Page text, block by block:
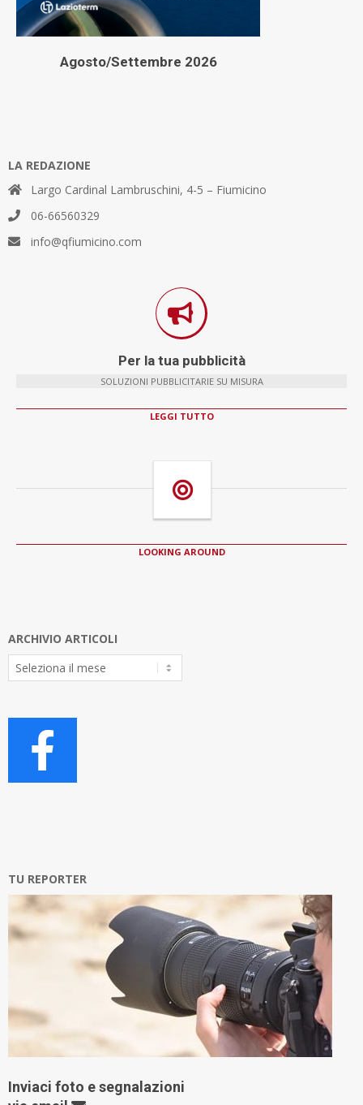
Agosto/Settembre 2026
LA REDAZIONE
Largo Cardinal Lambruschini, 4-5 – Fiumicino
06-66560329
info@qfiumicino.com
Per la tua pubblicità
SOLUZIONI PUBBLICITARIE SU MISURA
LEGGI TUTTO
LOOKING AROUND
ARCHIVIO ARTICOLI
Archivio
Articoli
TU REPORTER
Inviaci foto e segnalazioni